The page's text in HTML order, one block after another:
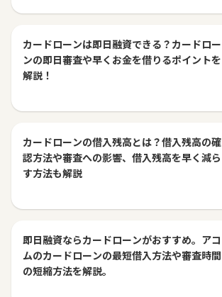
カードローンは即日融資できる？カードロー
ンの即日審査や早くお金を借りるポイントを
解説！
カードローンの借入残高とは？借入残高の確
認方法や審査への影響、借入残高を早く減ら
す方法も解説
即日融資ならカードローンがおすすめ。アコ
ムのカードローンの最短借入方法や審査時間
の短縮方法を解説。